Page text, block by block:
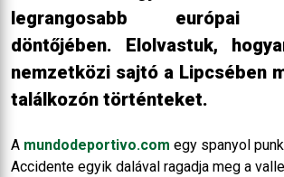
legrangosabb európai
döntőjében. Elolvastuk,
nemzetközi sajtó a Lipcsében
találkozón történteket.
A mundodeportivo.com egy spanyol
Accidente egyik dalával ragadja meg a